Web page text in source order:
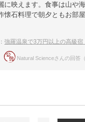
に映えます。食事は山や
懐石料理で朝夕ともお部
強羅温泉で3万円以上の高級宿
Natural Scienceさんの回答